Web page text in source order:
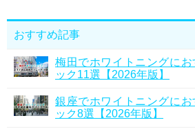
おすすめ記事
梅田でホワイトニングに
ック11選【2026年版】
銀座でホワイトニングに
ック8選【2026年版】